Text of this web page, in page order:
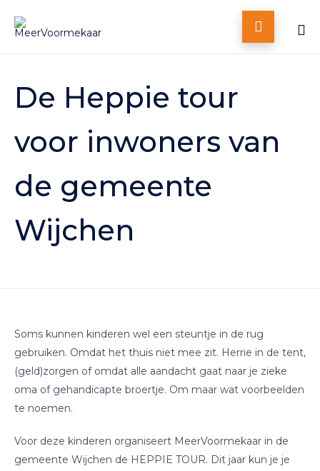

content
De Heppie tour
voor inwoners van
de gemeente
Wijchen
Soms kunnen kinderen wel een steuntje in de rug
gebruiken. Omdat het thuis niet mee zit. Herrie in de tent,
(geld)zorgen of omdat alle aandacht gaat naar je zieke
oma of gehandicapte broertje. Om maar wat voorbeelden
te noemen.
Voor deze kinderen organiseert MeerVoormekaar in de
gemeente Wijchen de HEPPIE TOUR. Dit jaar kun je je